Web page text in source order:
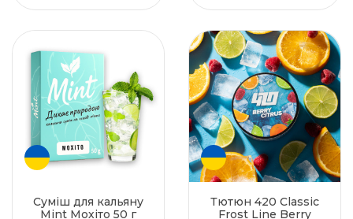
Суміш для кальяну
Mint Мохіто 50 г
Тютюн 420 Classic
Frost Line Berry